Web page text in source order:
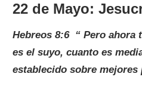
22 de Mayo:
Hebreos 8:6 “ Pero
es el suyo, cuanto es
establecido sobre mejores